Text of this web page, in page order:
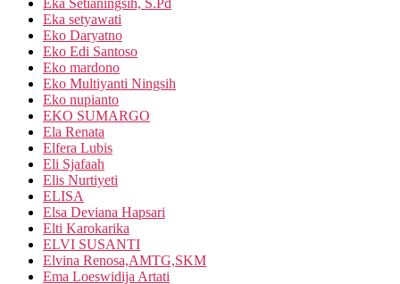
Eka Setianingsih, S.Pd
Eka setyawati
Eko Daryatno
Eko Edi Santoso
Eko mardono
Eko Multiyanti Ningsih
Eko nupianto
EKO SUMARGO
Ela Renata
Elfera Lubis
Eli Sjafaah
Elis Nurtiyeti
ELISA
Elsa Deviana Hapsari
Elti Karokarika
ELVI SUSANTI
Elvina Renosa,AMTG,SKM
Ema Loeswidija Artati